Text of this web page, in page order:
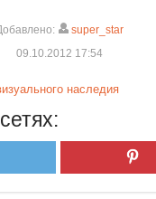
super_star
09.10.2012 17:54
наследия